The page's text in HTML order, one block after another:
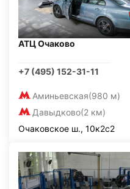
АТЦ Очаково
+7 (495) 152-31-11
Аминьевская(980 м)
Давыдково(2 км)
Очаковское ш., 10к2с2